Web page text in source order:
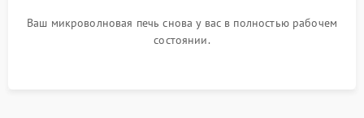
Ваш микроволновая печь снова у вас в полностью рабочем
состоянии.